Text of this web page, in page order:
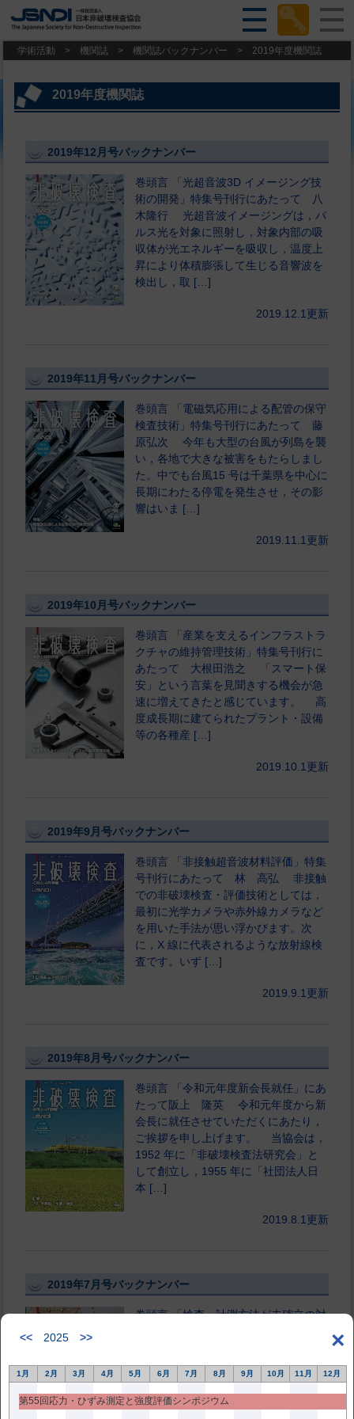
学術活動 > 機関誌 > 機関誌バックナンバー > 2019年度機関誌
×
<< 2025 >>
1月 2月 3月 4月 5月 6月 7月 8月 9月 10月 11月 12月
第55回応力・ひずみ測定と強度評価シンポジウム
2019年度機関誌
2019年12月号バックナンバー
巻頭言 「光超音波3D イメージング技
術の開発」特集号刊行にあたって 八
木隆行 光超音波イメージングは，パ
ルス光を対象に照射し，対象内部の吸
収体が光エネルギーを吸収し，温度上
昇により体積膨張して生じる音響波を
検出し，取 […]
2019.12.1更新
2019年11月号バックナンバー
巻頭言 「電磁気応用による配管の保守
検査技術」特集号刊行にあたって 藤
原弘次 今年も大型の台風が列島を襲
い，各地で大きな被害をもたらしまし
た。中でも台風15 号は千葉県を中心に
長期にわたる停電を発生させ，その影
響はいま […]
2019.11.1更新
2019年10月号バックナンバー
巻頭言 「産業を支えるインフラストラ
クチャの維持管理技術」特集号刊行に
あたって 大根田浩之 「スマート保
安」という言葉を見聞きする機会が急
速に増えてきたと感じています。 高
度成長期に建てられたプラント・設備
等の各種産 […]
2019.10.1更新
2019年9月号バックナンバー
巻頭言 「非接触超音波材料評価」特集
号刊行にあたって 林 高弘 非接触
での非破壊検査・評価技術としては，
最初に光学カメラや赤外線カメラなど
を用いた手法が思い浮かびます。次
に，X 線に代表されるような放射線検
査です。いず […]
2019.9.1更新
2019年8月号バックナンバー
巻頭言 「令和元年度新会長就任」にあ
たって阪上 隆英 令和元年度から新
会長に就任させていただくにあたり，
ご挨拶を申し上げます。 当協会は，
1952 年に「非破壊検査法研究会」と
して創立し，1955 年に「社団法人日
本 […]
2019.8.1更新
2019年7月号バックナンバー
巻頭言 「検査・計測方法が未確立の対
「検査・計測方法が未確立の対象にお
ける非破壊計測技術」と題し，本協会
の「新素材に関する非破壊試験」部門